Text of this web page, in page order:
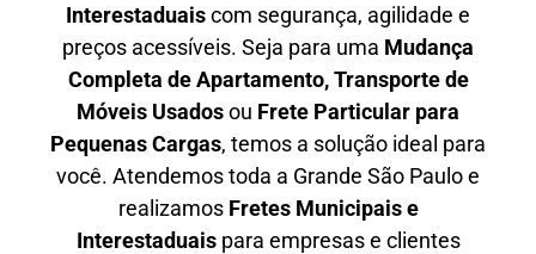
Interestaduaiscom segurança, agilidade e
preços acessíveis. Seja para uma Mudança
Completa de Apartamento, Transporte de
Móveis Usadosou Frete Particular para
Pequenas Cargas, temos a solução ideal para
você. Atendemostoda a Grande São Pauloe
realizamos Fretes Municipais e
Interestaduaispara empresas e clientes